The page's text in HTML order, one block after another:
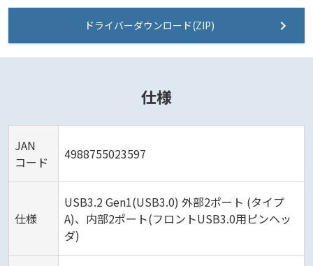
ドライバーダウンロード(ZIP)
仕様
JAN
コード
4988755023597
仕様
USB3.2 Gen1(USB3.0) 外部2ポート (タイプ
A)、内部2ポート(フロントUSB3.0用ピンヘッ
ダ)